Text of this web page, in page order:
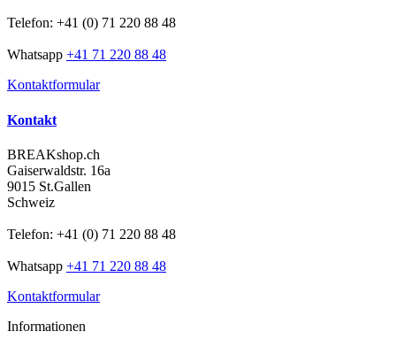
Telefon: +41 (0) 71 220 88 48
Whatsapp +41 71 220 88 48
Kontaktformular
Kontakt
BREAKshop.ch
Gaiserwaldstr. 16a
9015 St.Gallen
Schweiz
Telefon: +41 (0) 71 220 88 48
Whatsapp +41 71 220 88 48
Kontaktformular
Informationen